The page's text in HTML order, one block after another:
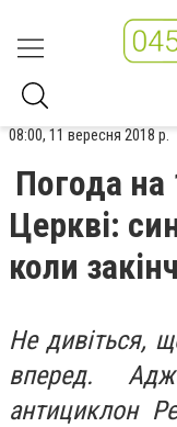
08:00, 11 вересня 2018 р.
Погода на
Церкві:
коли
Не дивіться,
вперед.
антициклон